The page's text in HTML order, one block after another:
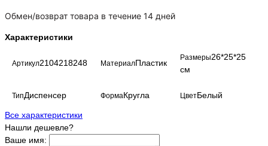
Обмен/возврат товара в течение 14 дней
Характеристики
Артикул2104218248 МатериалПластик
Размеры26*25*25
см
ТипДиспенсер ФормаКругла ЦветБелый
Все характеристики
Нашли дешевле?
Ваше имя: